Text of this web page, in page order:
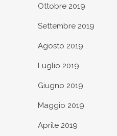
Ottobre 2019
Settembre 2019
Agosto 2019
Luglio 2019
Giugno 2019
Maggio 2019
Aprile 2019